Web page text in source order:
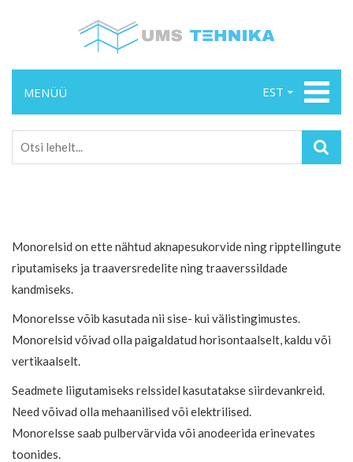
EST
MENÜÜ
Monorelsid on ette nähtud aknapesukorvide ning ripptellingute
riputamiseks ja traaversredelite ning traaverssildade
kandmiseks.
Monorelsse võib kasutada nii sise- kui välistingimustes.
Monorelsid võivad olla paigaldatud horisontaalselt, kaldu või
vertikaalselt.
Seadmete liigutamiseks relssidel kasutatakse siirdevankreid.
Need võivad olla mehaanilised või elektrilised.
Monorelsse saab pulbervärvida või anodeerida erinevates
toonides.